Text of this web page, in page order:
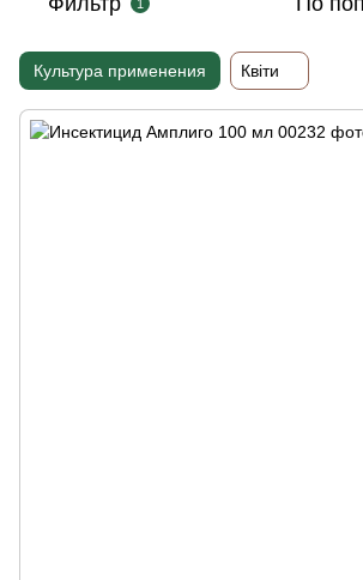
1
Культура применения Квіти